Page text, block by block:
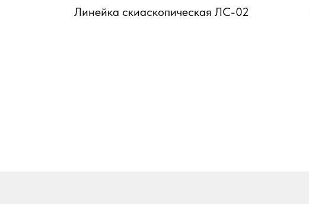
Линейка скиаскопическая ЛС-02